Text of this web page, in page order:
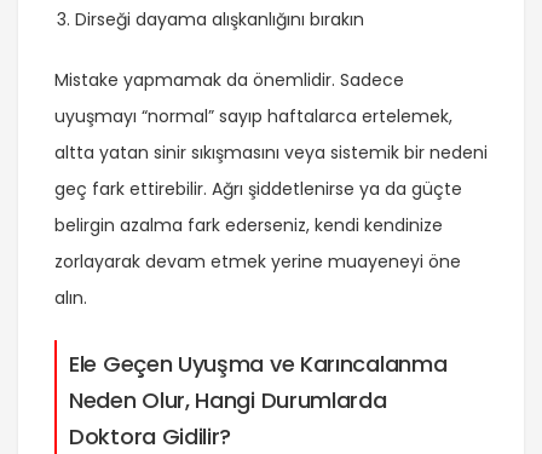
Dirseği dayama alışkanlığını bırakın
Mistake yapmamak da önemlidir. Sadece
uyuşmayı “normal” sayıp haftalarca ertelemek,
altta yatan sinir sıkışmasını veya sistemik bir nedeni
geç fark ettirebilir. Ağrı şiddetlenirse ya da güçte
belirgin azalma fark ederseniz, kendi kendinize
zorlayarak devam etmek yerine muayeneyi öne
alın.
Ele Geçen Uyuşma ve Karıncalanma
Neden Olur, Hangi Durumlarda
Doktora Gidilir?